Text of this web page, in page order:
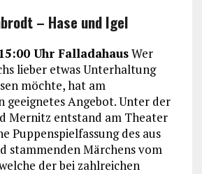
– Hase und Igel
Uhr FalladahausWer
lieber etwas Unterhaltung
möchte, hat am
geeignetes Angebot. Unter der
Mernitz entstand am Theater
Puppenspielfassung des aus
stammenden Märchens vom
der bei zahlreichen